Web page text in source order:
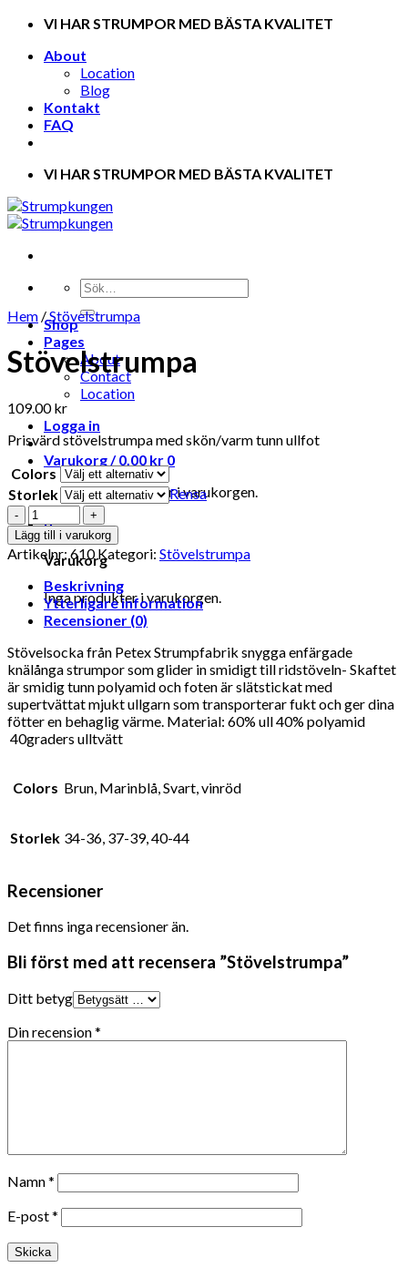
Skip
content
VI HAR STRUMPOR MED BÄSTA KVALITET
About
Location
Blog
Kontakt
FAQ
VI HAR STRUMPOR MED BÄSTA KVALITET
Shop
Pages
About
Contact
Location
Logga in
Varukorg /0.00 kr 0
Inga produkter i varukorgen.
0
Varukorg
Inga produkter i varukorgen.
Hem /Stövelstrumpa
Stövelstrumpa
109.00kr
Prisvärd stövelstrumpa med skön/varm tunn ullfot
Colors
Storlek
Rensa
Antal
Lägg till i varukorg
Artikelnr: 610 Kategori: Stövelstrumpa
Beskrivning
Ytterligare information
Recensioner (0)
Stövelsocka från Petex Strumpfabrik snygga enfärgade
knälånga strumpor som glider in smidigt till ridstöveln- Skaftet
är smidig tunn polyamid och foten är slätstickat med
supertvättat mjukt ullgarn som transporterar fukt och ger dina
fötter en behaglig värme. Material: 60% ull 40% polyamid
40graders ulltvätt
Colors Brun, Marinblå, Svart, vinröd
Storlek 34-36, 37-39, 40-44
Recensioner
Det finns inga recensioner än.
Bli först med att recensera ”Stövelstrumpa”
Ditt betyg
Din recension*
Namn*
E-post*